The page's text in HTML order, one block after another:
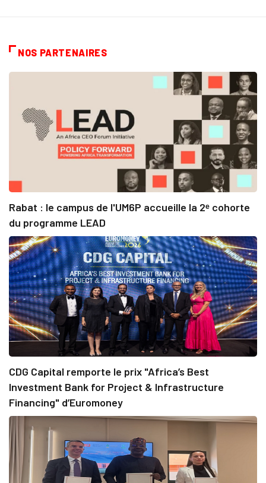
NOS PARTENAIRES
Rabat : le campus de l'UM6P accueille la 2ᵉ cohorte
du programme LEAD
CDG Capital remporte le prix "Africa’s Best
Investment Bank for Project & Infrastructure
Financing" d’Euromoney